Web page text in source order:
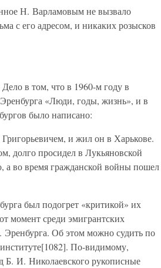
Н. Варламовым не вызвало
с его адресом, и никаких розысков
в том, что в 1960-м году в
«Люди, годы, жизнь», и в
было написано:
и жил он в Харькове.
долго просидел в Лукьяновской
а во время гражданской войны пошел
был подогрет «критикой» их
среди эмигрантских
Об этом можно судить по
По-видимому,
Б. И. Николаевского рукописные